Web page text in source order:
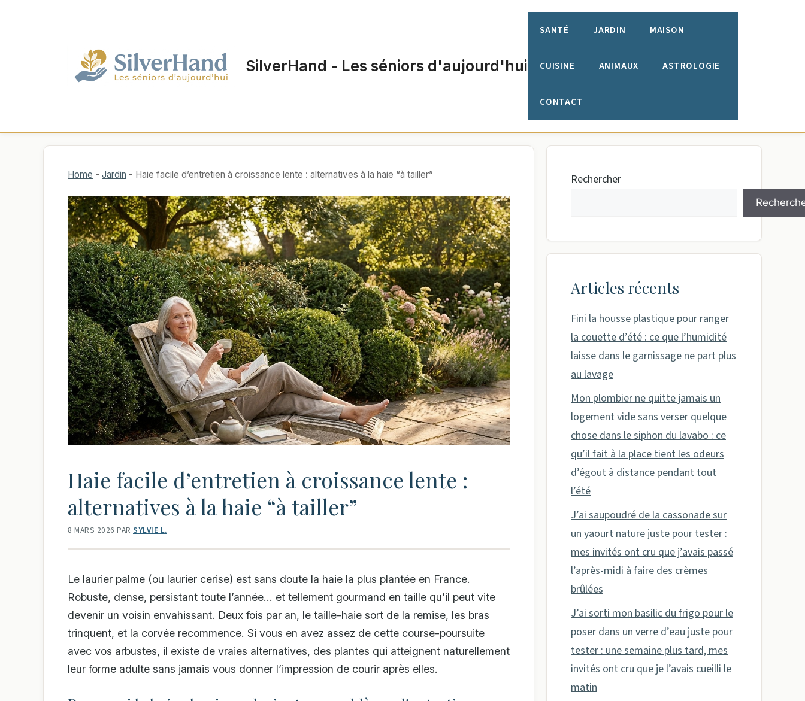
SilverHand - Les séniors d'aujourd'hui
SANTÉ JARDIN MAISON
CUISINE ANIMAUX ASTROLOGIE
CONTACT
Home - Jardin - Haie facile d’entretien à croissance lente : alternatives à la haie “à tailler”
Haie facile d’entretien à croissance lente :
alternatives à la haie “à tailler”
8 MARS 2026 PAR SYLVIE L.
Le laurier palme (ou laurier cerise) est sans doute la haie la plus plantée en France.
Robuste, dense, persistant toute l’année… et tellement gourmand en taille qu’il peut vite
devenir un voisin envahissant. Deux fois par an, le taille-haie sort de la remise, les bras
trinquent, et la corvée recommence. Si vous en avez assez de cette course-poursuite
avec vos arbustes, il existe de vraies alternatives, des plantes qui atteignent naturellement
leur forme adulte sans jamais vous donner l’impression de courir après elles.
Rechercher
Articles récents
Fini la housse plastique pour ranger
la couette d’été : ce que l’humidité
laisse dans le garnissage ne part plus
au lavage
Mon plombier ne quitte jamais un
logement vide sans verser quelque
chose dans le siphon du lavabo : ce
qu’il fait à la place tient les odeurs
d’égout à distance pendant tout
l’été
J’ai saupoudré de la cassonade sur
un yaourt nature juste pour tester :
mes invités ont cru que j’avais passé
l’après-midi à faire des crèmes
brûlées
J’ai sorti mon basilic du frigo pour le
poser dans un verre d’eau juste pour
tester : une semaine plus tard, mes
invités ont cru que je l’avais cueilli le
matin